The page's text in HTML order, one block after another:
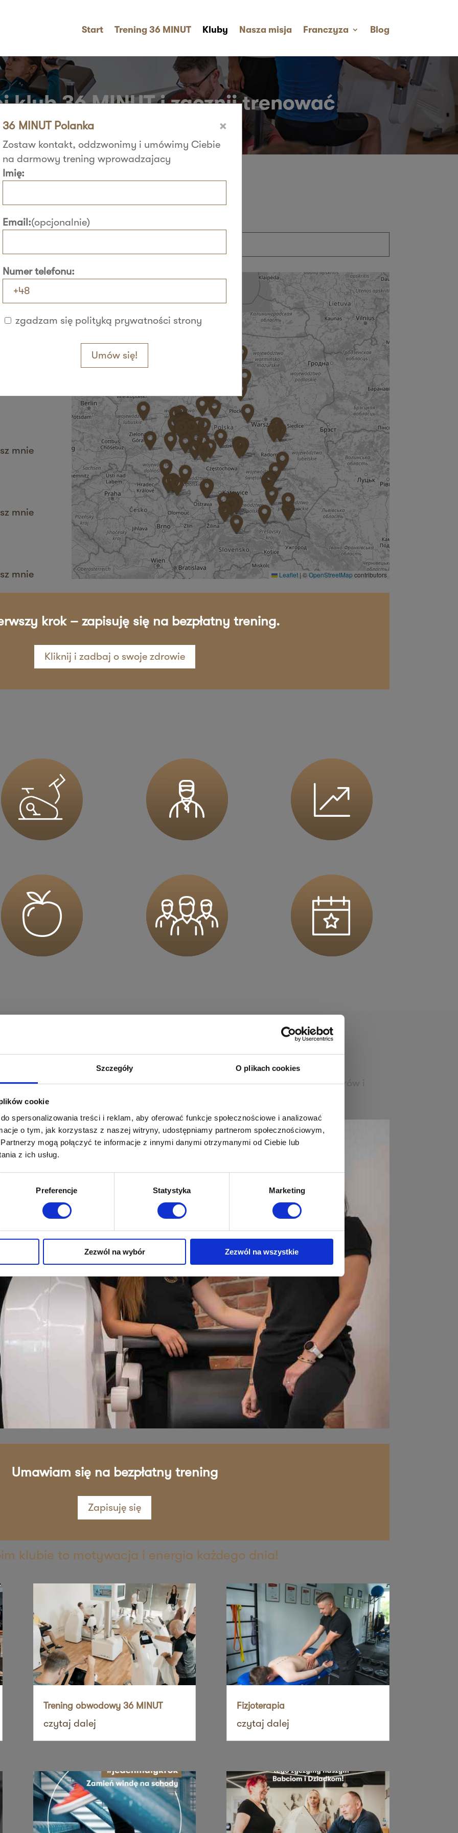
Szczegóły O plikach cookies
cookie
spersonalizowania treści i reklam, aby oferować funkcje społecznościowe i analizować
o tym, jak korzystasz z naszej witryny, udostępniamy partnerom społecznościowym,
mogą połączyć te informacje z innymi danymi otrzymanymi od Ciebie lub
z ich usług.
Preferencje Statystyka Marketing
Zezwól na wybór Zezwól na wszystkie
Start Trening 36 MINUT Kluby Nasza misja Franczyza Blog
klub 36 MINUT i zacznij trenować​
mnie
mnie
mnie
mnie
mnie
mnie
mnie
mnie
mnie
mnie
mnie
mnie
mnie
mnie
mnie
−
Leaflet | ©OpenStreetMapcontributors
×
36 MINUT Polanka
Zostaw kontakt, oddzwonimy i umówimy Ciebie
na darmowy trening wprowadzajacy
Imię:
Email:(opcjonalnie)
Numer telefonu:
zgadzam się polityką prywatności strony
Umów się!
krok – zapisuję się na bezpłatny trening.
Kliknij i zadbaj o swoje zdrowie
Twój trening.
osoby gotowe pomóc Ci osiągnąć Twoje cele. Nasz zespół fizjotrenerów i
bezpiecznie i zmotywowana do działania.
Umawiam się na bezpłatny trening
Zapisuję się
klubie to motywacja i energia każdego dnia!
Trening obwodowy 36 MINUT
czytaj dalej
Fizjoterapia
czytaj dalej